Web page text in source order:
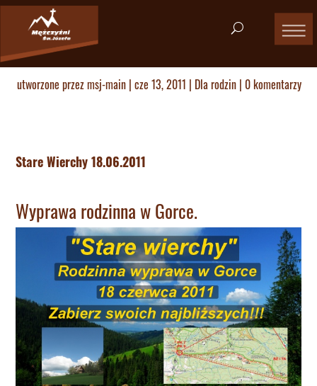
utworzone przezmsj-main| cze 13, 2011 | Dla rodzin| 0 komentarzy
Stare Wierchy 18.06.2011
Wyprawa rodzinna w Gorce.